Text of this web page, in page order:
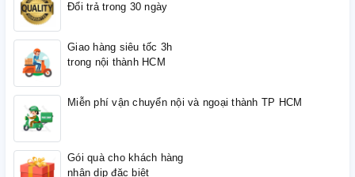
Đổi trả trong 30 ngày
Giao hàng siêu tốc 3h
trong nội thành HCM
Miễn phí vận chuyển nội và ngoại thành TP HCM
Gói quà cho khách hàng
nhân dịp đặc biệt